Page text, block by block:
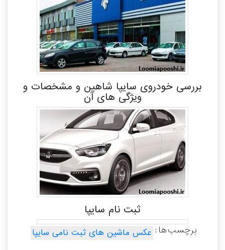
بررسی خودروی سایپا شاهین و مشخصات و
ویژگی های آن
ثبت نام سایپا
برچسب ها : عکس ماشین های ثبت نامی سایپا